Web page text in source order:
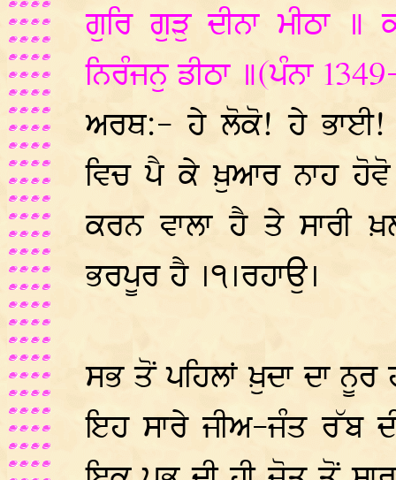
ਗੁਰਿ ਗੁੜੁ ਦੀਨਾ ਮੀਠਾ ॥
ਨਿਰੰਜਨੁ ਡੀਠਾ ॥(ਪੰਨਾ
ਅਰਥ:- ਹੇ ਲੋਕੋ! ਹੇ ਭਾਈ!
ਵਿਚ ਪੈ ਕੇ ਖ਼ੁਆਰ ਨਾਹ
ਕਰਨ ਵਾਲਾ ਹੈ ਤੇ ਸਾਰੀ
ਭਰਪੂਰ ਹੈ ।੧।ਰਹਾਉ।
ਸਭ ਤੋਂ ਪਹਿਲਾਂ ਖ਼ੁਦਾ ਦਾ
ਇਹ ਸਾਰੇ ਜੀਅ-ਜੰਤ ਰੱਬ